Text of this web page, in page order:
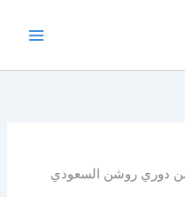
دوري روشن السعودي